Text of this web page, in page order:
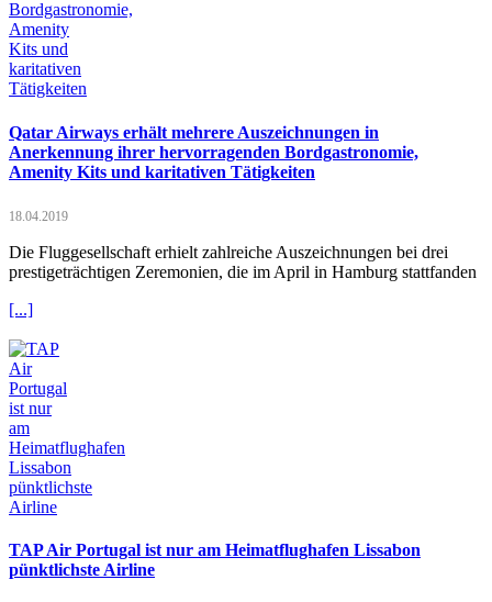
Qatar Airways erhält mehrere Auszeichnungen in
Anerkennung ihrer hervorragenden Bordgastronomie,
Amenity Kits und karitativen Tätigkeiten
18.04.2019
Die Fluggesellschaft erhielt zahlreiche Auszeichnungen bei drei
prestigeträchtigen Zeremonien, die im April in Hamburg stattfanden
[...]
TAP Air Portugal ist nur am Heimatflughafen Lissabon
pünktlichste Airline